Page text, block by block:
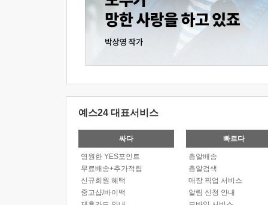
예스24 대표서비스
싸다
영원한 YES포인트
무료배송+추가적립
신규회원 혜택
중고샵/바이백
빠르다
총알배송
총알검색
매장 픽업 서비스
알림 신청 안내